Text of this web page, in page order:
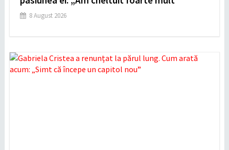
8 August 2026